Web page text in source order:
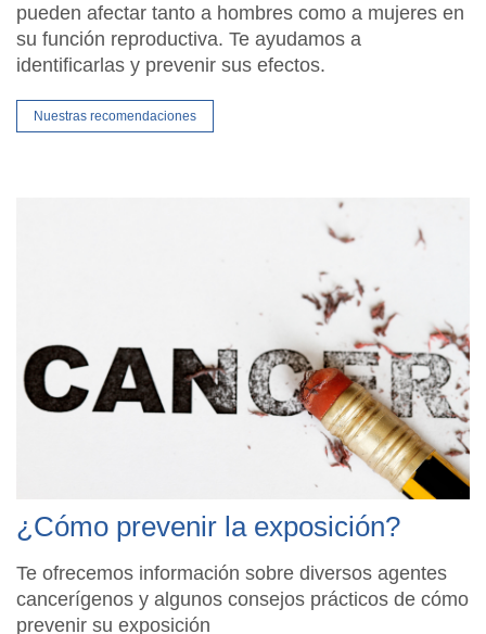
pueden afectar tanto a hombres como a mujeres en
su función reproductiva. Te ayudamos a
identificarlas y prevenir sus efectos.
Nuestras recomendaciones
¿Cómo prevenir la exposición?
Te ofrecemos información sobre diversos agentes
cancerígenos y algunos consejos prácticos de cómo
prevenir su exposición